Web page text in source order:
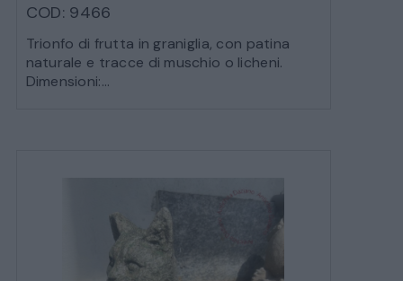
COD: 9466
Trionfo di frutta in graniglia, con patina
naturale e tracce di muschio o licheni.
Dimensioni:...